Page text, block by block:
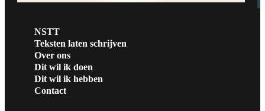
NSTT
Teksten laten schrijven
Over ons
Dit wil ik doen
Dit wil ik hebben
Contact